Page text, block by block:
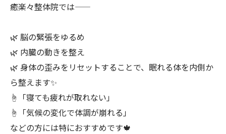
癒楽々整体院では——
🌿 脳の緊張をゆるめ
🌿 内臓の動きを整え
🌿 身体の歪みをリセットすることで、眠れる体を内側か
ら整えます✨
☝️「寝ても疲れが取れない」
☝️「気候の変化で体調が崩れる」
などの方には特におすすめです🍁